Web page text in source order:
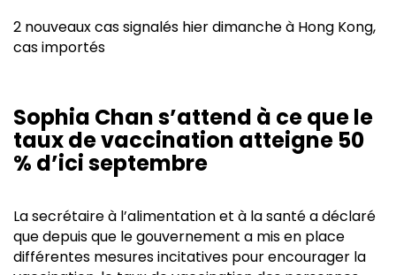
2 nouveaux cas signalés hier dimanche à Hong Kong,
cas importés
Sophia Chan s’attend à ce que le
taux de vaccination atteigne 50
% d’ici septembre
La secrétaire à l’alimentation et à la santé a déclaré
que depuis que le gouvernement a mis en place
différentes mesures incitatives pour encourager la